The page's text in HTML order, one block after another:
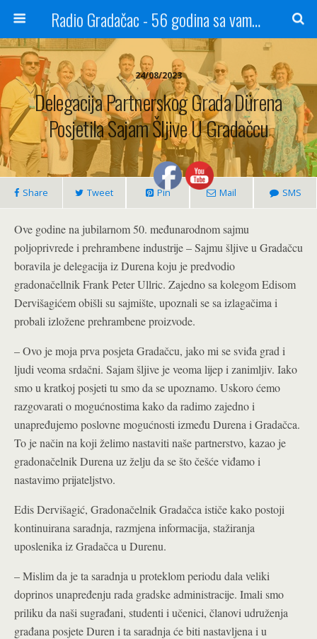
Radio Gradačac - 56 godina sa vama...
24/08/2023
Delegacija Partnerskog Grada Dürena
Posjetila Sajam Šljive U Gradačcu
Share Tweet Pin Mail SMS
Ove godine na jubilarnom 50. međunarodnom sajmu
poljoprivrede i prehrambene industrije – Sajmu šljive u Gradačcu
boravila je delegacija iz Durena koju je predvodio
gradonačellnik Frank Peter Ullric. Zajedno sa kolegom Edisom
Dervišagićem obišli su sajmište, upoznali se sa izlagačima i
probali izložene prehrambene proizvode.
– Ovo je moja prva posjeta Gradačcu, jako mi se sviđa grad i
ljudi veoma srdačni. Sajam šljive je veoma lijep i zanimljiv. Iako
smo u kratkoj posjeti tu smo da se upoznamo. Uskoro ćemo
razgovarati o mogućnostima kako da radimo zajedno i
unapređujemo poslovne mogućnosti između Durena i Gradačca.
To je način na koji želimo nastaviti naše partnerstvo, kazao je
gradonačelnik Durena uz želju da se što češće viđamo i
nastavimo prijateljstvo.
Edis Dervišagić, Gradonačelnik Gradačca ističe kako postoji
kontinuirana saradnja, razmjena informacija, stažiranja
uposlenika iz Gradačca u Durenu.
– Mislim da je ta saradnja u proteklom periodu dala veliki
doprinos unapređenju rada gradske administracije. Imali smo
priliku da naši sugrađani, studenti i učenici, članovi udruženja
građana posjete Duren i ta saradnja će biti nastavljena i u